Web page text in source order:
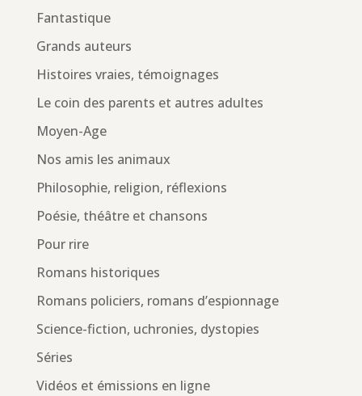
Fantastique
Grands auteurs
Histoires vraies, témoignages
Le coin des parents et autres adultes
Moyen-Age
Nos amis les animaux
Philosophie, religion, réflexions
Poésie, théâtre et chansons
Pour rire
Romans historiques
Romans policiers, romans d’espionnage
Science-fiction, uchronies, dystopies
Séries
Vidéos et émissions en ligne